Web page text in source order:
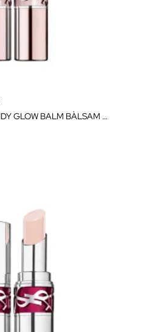
YSL LOVESHINE CANDY GLOW BALM BÀLSAM LABIAL